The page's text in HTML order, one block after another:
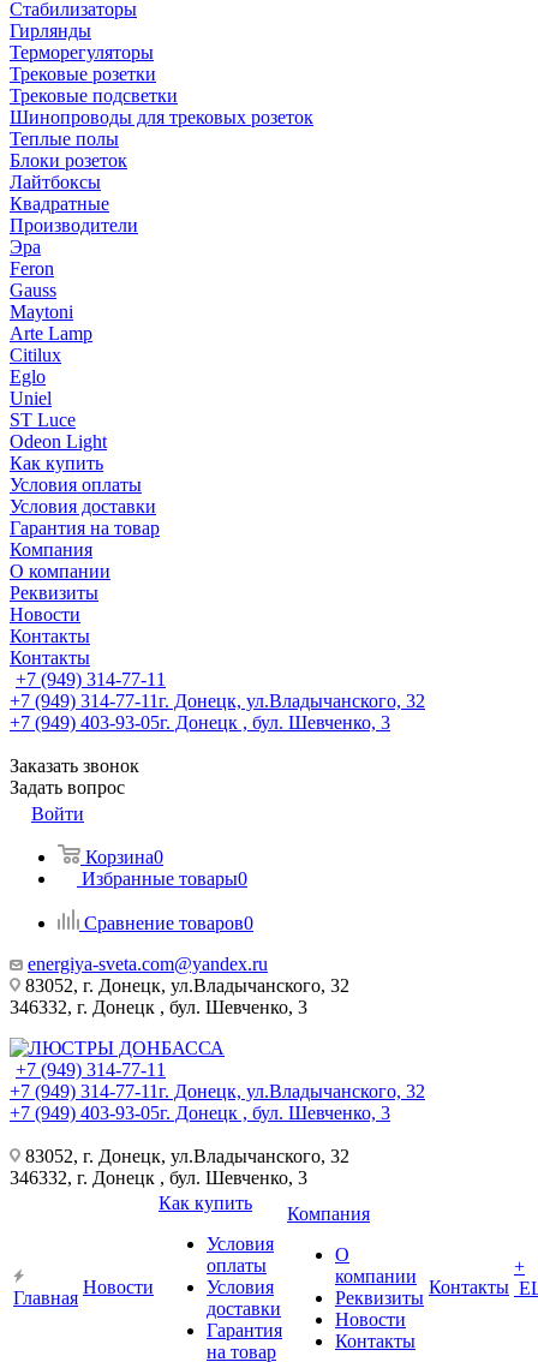
Стабилизаторы
Гирлянды
Терморегуляторы
Трековые розетки
Трековые подсветки
Шинопроводы для трековых розеток
Теплые полы
Блоки розеток
Лайтбоксы
Квадратные
Производители
Эра
Feron
Gauss
Maytoni
Arte Lamp
Citilux
Eglo
Uniel
ST Luce
Odeon Light
Как купить
Условия оплаты
Условия доставки
Гарантия на товар
Компания
О компании
Реквизиты
Новости
Контакты
Контакты
+7 (949) 314-77-11
+7 (949) 314-77-11г. Донецк, ул.Владычанского, 32
+7 (949) 403-93-05г. Донецк , бул. Шевченко, 3
Заказать звонок
Задать вопрос
Войти
Корзина0
Избранные товары0
Сравнение товаров0
energiya-sveta.com@yandex.ru
83052, г. Донецк, ул.Владычанского, 32
346332, г. Донецк , бул. Шевченко, 3
+7 (949) 314-77-11
+7 (949) 314-77-11г. Донецк, ул.Владычанского, 32
+7 (949) 403-93-05г. Донецк , бул. Шевченко, 3
83052, г. Донецк, ул.Владычанского, 32
346332, г. Донецк , бул. Шевченко, 3
Главная
Новости
Как купить
Условия
оплаты
Условия
доставки
Гарантия
на товар
Компания
О
компании
Реквизиты
Новости
Контакты
Контакты
+